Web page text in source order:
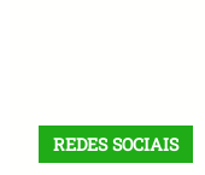
REDES SOCIAIS